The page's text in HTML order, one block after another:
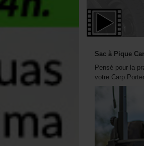
Sac à Pique
Pensé pour la
votre Carp